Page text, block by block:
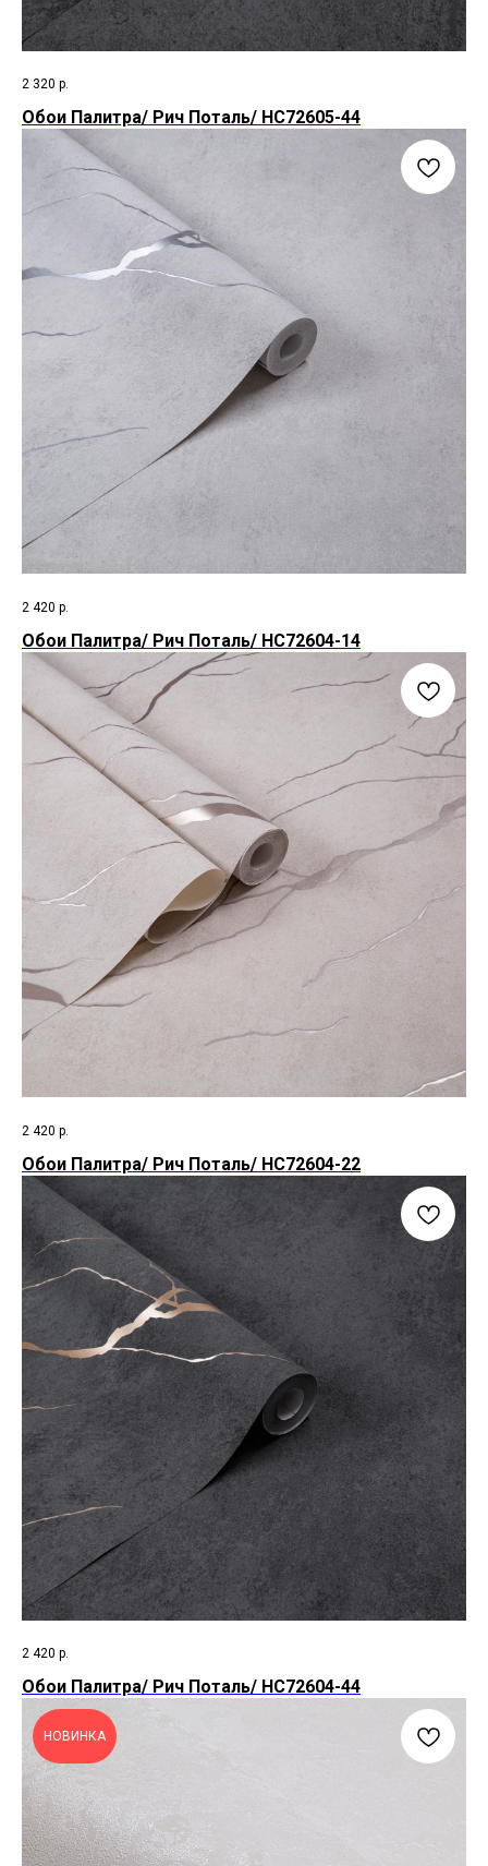
2 320 р.
Обои Палитра/ Рич Поталь/ HC72605-44
2 420 р.
Обои Палитра/ Рич Поталь/ HC72604-14
2 420 р.
Обои Палитра/ Рич Поталь/ HC72604-22
2 420 р.
Обои Палитра/ Рич Поталь/ HC72604-44
НОВИНКА